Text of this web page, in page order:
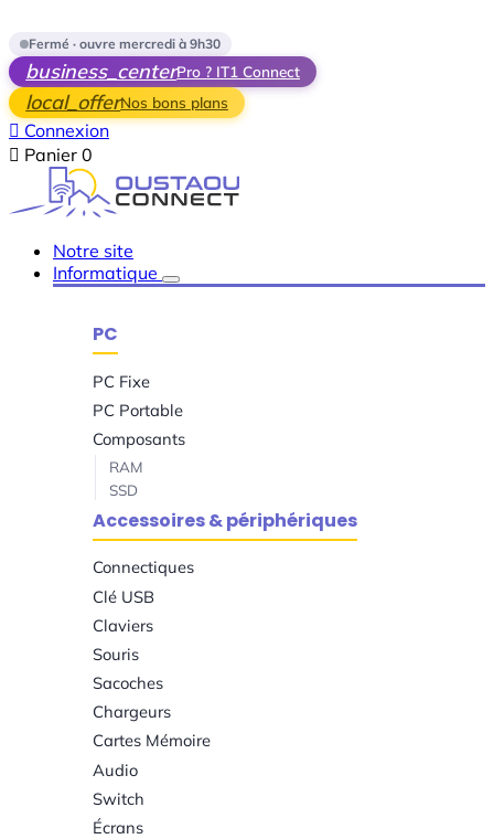
Fermé · ouvre mercredi à 9h30
business_centerPro ? IT1 Connect
local_offerNos bons plans
 Connexion
 Panier 0
Notre site
Informatique
PC
PC Fixe
PC Portable
Composants
RAM
SSD
Accessoires & périphériques
Connectiques
Clé USB
Claviers
Souris
Sacoches
Chargeurs
Cartes Mémoire
Audio
Switch
Écrans